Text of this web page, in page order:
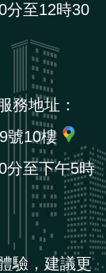
至12時30
務地址：
號10樓
至下午5時
驗，建議更